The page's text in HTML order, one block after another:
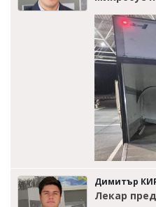
Димитър
Лекар